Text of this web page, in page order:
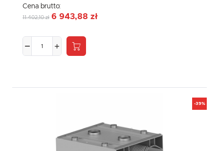
Cena brutto:
11 402,10 zł 6 943,88 zł
-39%